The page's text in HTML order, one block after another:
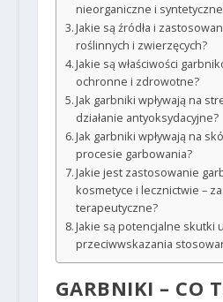
nieorganiczne i
Jakie są źródła i
roślinnych i zwierzęcych?
Jakie są właściwości
ochronne i zdrowotne?
Jak garbniki wpływają na
działanie antyoksydacyjne?
Jak garbniki wpływają na
procesie garbowania?
Jakie jest zastosowanie
kosmetyce i lecznictwie –
terapeutyczne?
Jakie są potencjalne skutki
przeciwwskazania
GARBNIKI – CO